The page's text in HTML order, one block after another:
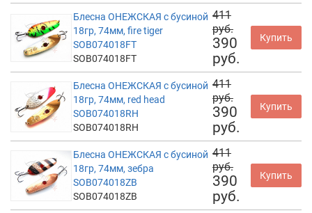
Блесна ОНЕЖСКАЯ с бусиной
18гр, 74мм, fire tiger
SOB074018FT
SOB074018FT
411
руб.
390
руб.
Купить
Блесна ОНЕЖСКАЯ с бусиной
18гр, 74мм, red head
SOB074018RH
SOB074018RH
411
руб.
390
руб.
Купить
Блесна ОНЕЖСКАЯ с бусиной
18гр, 74мм, зебра
SOB074018ZB
SOB074018ZB
411
руб.
390
руб.
Купить